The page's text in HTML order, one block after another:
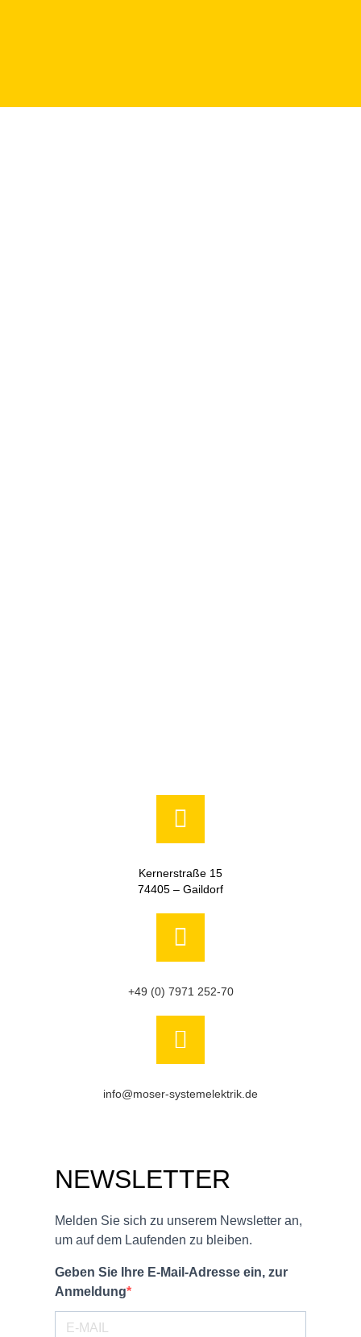
Kernerstraße 15
74405 – Gaildorf
+49 (0) 7971 252-70
info@moser-systemelektrik.de
NEWSLETTER
Melden Sie sich zu unserem Newsletter an,
um auf dem Laufenden zu bleiben.
Geben Sie Ihre E-Mail-Adresse ein, zur
Anmeldung